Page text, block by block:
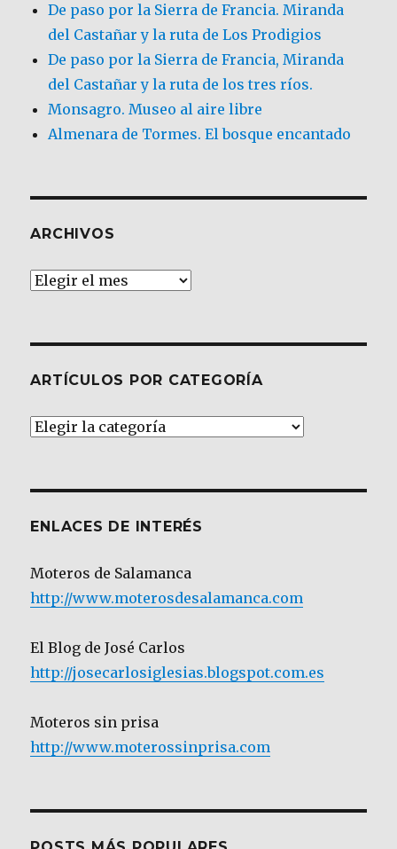
De paso por la Sierra de Francia. Miranda
del Castañar y la ruta de Los Prodigios
De paso por la Sierra de Francia, Miranda
del Castañar y la ruta de los tres ríos.
Monsagro. Museo al aire libre
Almenara de Tormes. El bosque encantado
ARCHIVOS
Archivos
ARTÍCULOS POR CATEGORÍA
Artículos
ENLACES DE INTERÉS
Moteros de Salamanca
http://www.moterosdesalamanca.com
El Blog de José Carlos
http://josecarlosiglesias.blogspot.com.es
Moteros sin prisa
http://www.moterossinprisa.com